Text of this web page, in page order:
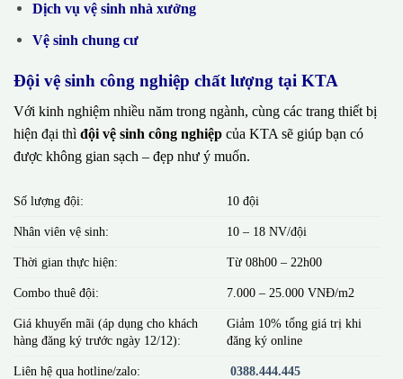
Dịch vụ vệ sinh nhà xưởng
Vệ sinh chung cư
Đội vệ sinh công nghiệp chất lượng tại KTA
Với kinh nghiệm nhiều năm trong ngành, cùng các trang thiết bị
hiện đại thì đội vệ sinh công nghiệp của KTA sẽ giúp bạn có
được không gian sạch – đẹp như ý muốn.
Số lượng đội: 10 đội
Nhân viên vệ sinh: 10 – 18 NV/đội
Thời gian thực hiện: Từ 08h00 – 22h00
Combo thuê đội: 7.000 – 25.000 VNĐ/m2
Giá khuyến mãi (áp dụng cho khách
hàng đăng ký trước ngày 12/12):
Giảm 10% tổng giá trị khi
đăng ký online
Liên hệ qua hotline/zalo: 0388.444.445